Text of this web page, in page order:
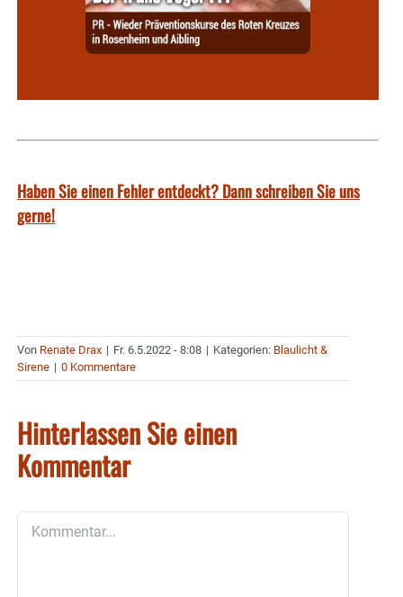
Haben Sie einen Fehler entdeckt? Dann schreiben Sie uns
gerne!
Von Renate Drax | Fr. 6.5.2022 - 8:08 | Kategorien: Blaulicht &
Sirene | 0 Kommentare
Hinterlassen Sie einen
Kommentar